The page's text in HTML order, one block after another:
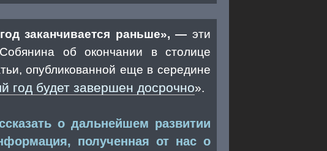
заканчивается раньше», — эти
об окончании в столице
опубликованной еще в середине
год будет завершен досрочно».
о дальнейшем развитии
полученная от нас о